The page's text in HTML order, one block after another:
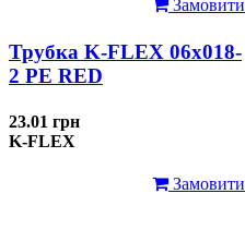
Замовити
Трубка K-FLEX 06x018-
2 РЕ RED
23.01 грн
K-FLEX
Замовити